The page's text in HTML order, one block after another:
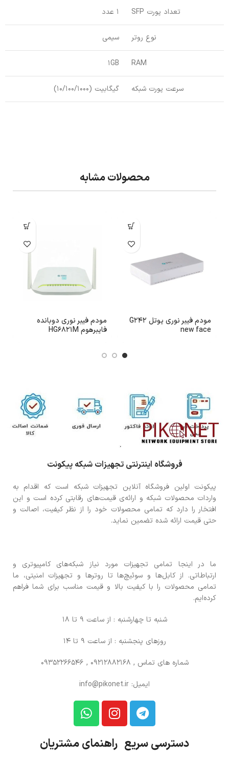
تعداد پورت SFP 1 عدد
نوع روتر سیمی
RAM
1GB
سرعت پورت شبکه گیگابیت (10/100/1000)
محصولات مشابه
مودم فیبر نوری یوتل G242
new face
مودم فیبر نوری دوبانده
فایبرهوم HG6821M
فروشگاه اینترنتی تجهیزات شبکه پیکونت
پیکونت اولین فروشگاه آنلاین تجهیزات شبکه است که اقدام به
واردات محصولات شبکه و ارائه‌ی قیمت‌های رقابتی کرده است و این
افتخار را دارد که تمامی محصولات خود را از نظر کیفیت، اصالت و
حتی قیمت ارائه شده تضمین نماید.
ما در اینجا تمامی تجهیزات مورد نیاز شبکه‌های کامپیوتری و
ارتباطاتی. از کابل‌ها و سوئیچ‌ها تا روترها و تجهیزات امنیتی، ما
تمامی محصولات را با کیفیت بالا و قیمت مناسب برای شما فراهم
کرده‌ایم.
شنبه تا چهارشنبه : از ساعت 9 تا 18
روزهای پنجشنبه : از ساعت 9 تا 14
شماره های تماس , 09212882168 , 09352266546
ایمیل: info@pikonet.ir
دسترسی سریع راهنمای مشتریان